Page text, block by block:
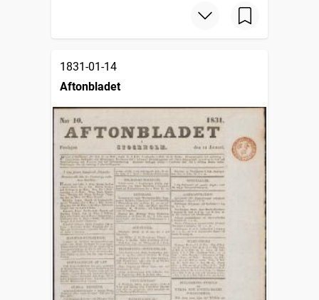
1831-01-14
Aftonbladet